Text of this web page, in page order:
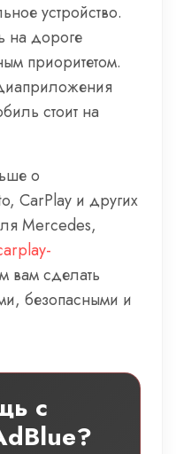
устройство.
на дороге
приоритетом.
стоит на
о
CarPlay и других
Mercedes,
сделать
безопасными и
с